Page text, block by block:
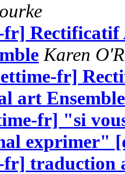
fr] Rectificatif
Karen
fr]
art Ensemble
fr] "si
exprimer"
fr] traduction